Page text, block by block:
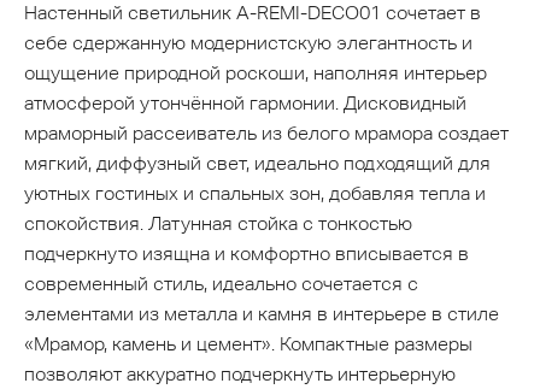
Настенный светильник A-REMI-DECO01 сочетает в
себе сдержанную модернистскую элегантность и
ощущение природной роскоши, наполняя интерьер
атмосферой утончённой гармонии. Дисковидный
мраморный рассеиватель из белого мрамора создает
мягкий, диффузный свет, идеально подходящий для
уютных гостиных и спальных зон, добавляя тепла и
спокойствия. Латунная стойка с тонкостью
подчеркнуто изящна и комфортно вписывается в
современный стиль, идеально сочетается с
элементами из металла и камня в интерьере в стиле
«Мрамор, камень и цемент». Компактные размеры
позволяют аккуратно подчеркнуть интерьерную